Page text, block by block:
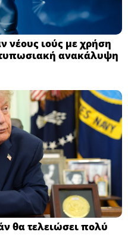
νέους ιούς με χρήση
ανακάλυψη
θα τελειώσει πολύ